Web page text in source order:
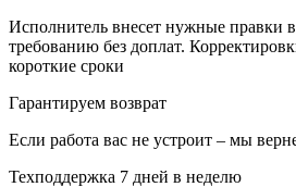
Исполнитель внесет нужные правки
требованию без доплат.
короткие сроки
Гарантируем возврат
Если работа вас не устроит – мы
Техподдержка 7 дней в неделю